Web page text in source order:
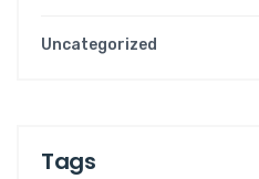
Uncategorized
Tags